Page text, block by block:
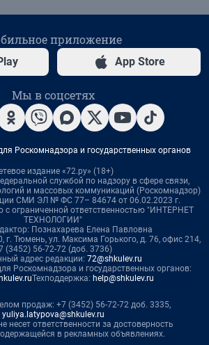
приложение
App Store
Мы в соцсетях
Роскомнадзора и государственных органов
издание «72.ру» (18+)
службой по надзору в сфере связи,
и массовых коммуникаций (Роскомнадзор)
СМИ ЭЛ № ФС 77– 84674 от 06.02.2023 г.
с ограниченной ответственностью "ИНТЕРНЕТ
ТЕХНОЛОГИИ"
Познахарева Елена Павловна
г. Тюмень, ул. Максима Горького, д. 76, офис 214,
(3452) 56-72-72 (доб. 3736)
адрес редакции: 72@shkulev.ru
Роскомнадзора и государственных органов:
Техподдержка: help@shkulev.ru
продаж: +7 (3452) 56-72-72 доб. 3335,
yuliya.latypova@shkulev.ru
несет ответственности за достоверность
в рекламных объявлениях.